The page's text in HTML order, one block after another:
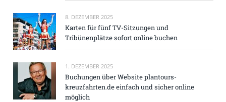
8. DEZEMBER 2025
Karten für fünf TV-Sitzungen und
Tribünenplätze sofort online buchen
1. DEZEMBER 2025
Buchungen über Website plantours-
kreuzfahrten.de einfach und sicher online
möglich